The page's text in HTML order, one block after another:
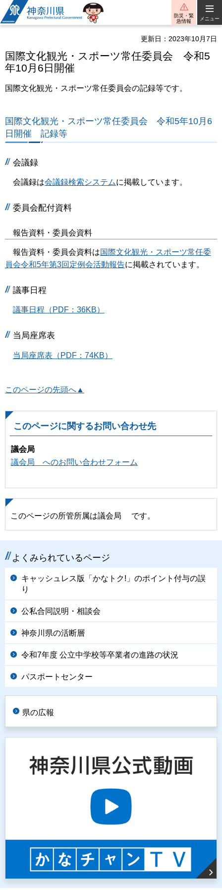
神奈川県
防災・緊
急情報
メニュー
更新日：2023年10月7日
国際文化観光・スポーツ常任委員会 令和5
年10月6日開催
国際文化観光・スポーツ常任委員会の記録等です。
国際文化観光・スポーツ常任委員会 令和5年10月6
日開催 記録等
会議録
会議録は会議録検索システムに掲載しています。
委員会配付資料
報告資料・委員会資料
報告資料・委員会資料は国際文化観光・スポーツ常任委
員会令和5年第3回定例会活動報告に掲載されています。
議事日程
議事日程（PDF：36KB）
当局座席表
当局座席表（PDF：74KB）
このページの先頭へ▲
このページに関するお問い合わせ先
議会局
議会局 へのお問い合わせフォーム
このページの所管所属は議会局 です。
よくみられているページ
キャッシュレス版「かなトク!」のポイント付与の誤
り
公私合同説明・相談会
神奈川県の活断層
令和7年度 公立中学校等卒業者の進路の状況
パスポートセンター
県の広報